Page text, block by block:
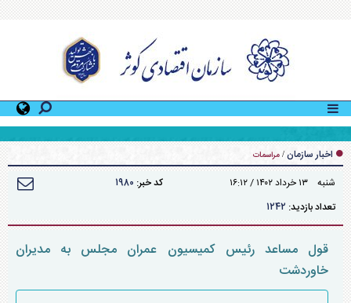
انسانی سازمان برگزار شد
اخبار سازمان / مراسمات
شنبه ۱۳ خرداد ۱۴۰۲ / ۱۶:۱۲ کد خبر: ۱۹۸۰
تعداد بازدید: ۱۲۴۲
قول مساعد رئیس کمیسیون عمران مجلس به مدیران
خاوردشت